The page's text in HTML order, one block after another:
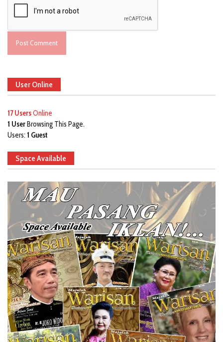
User Online
17 UsersOnline
1 UserBrowsing This Page.
Users: 1 Guest
Space Available